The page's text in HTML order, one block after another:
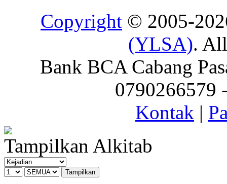
Copyright © 2005-
(YLSA).
Bank BCA Cabang
0790266579
Kontak |
Tampilkan Alkitab